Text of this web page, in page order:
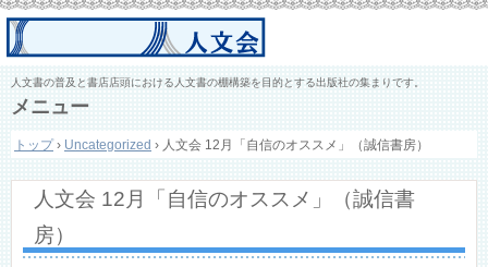
人文書の普及と書店店頭における人文書の棚構築を目的とする出版社の集まりです。
メニュー
ン
ン
キ
トップ › Uncategorized › 人文会 12月「自信のオススメ」（誠信書房）
人文会 12月「自信のオススメ」（誠信書
房）